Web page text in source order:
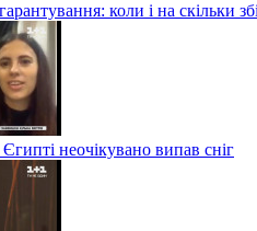
коли і на скільки
неочікувано випав сніг